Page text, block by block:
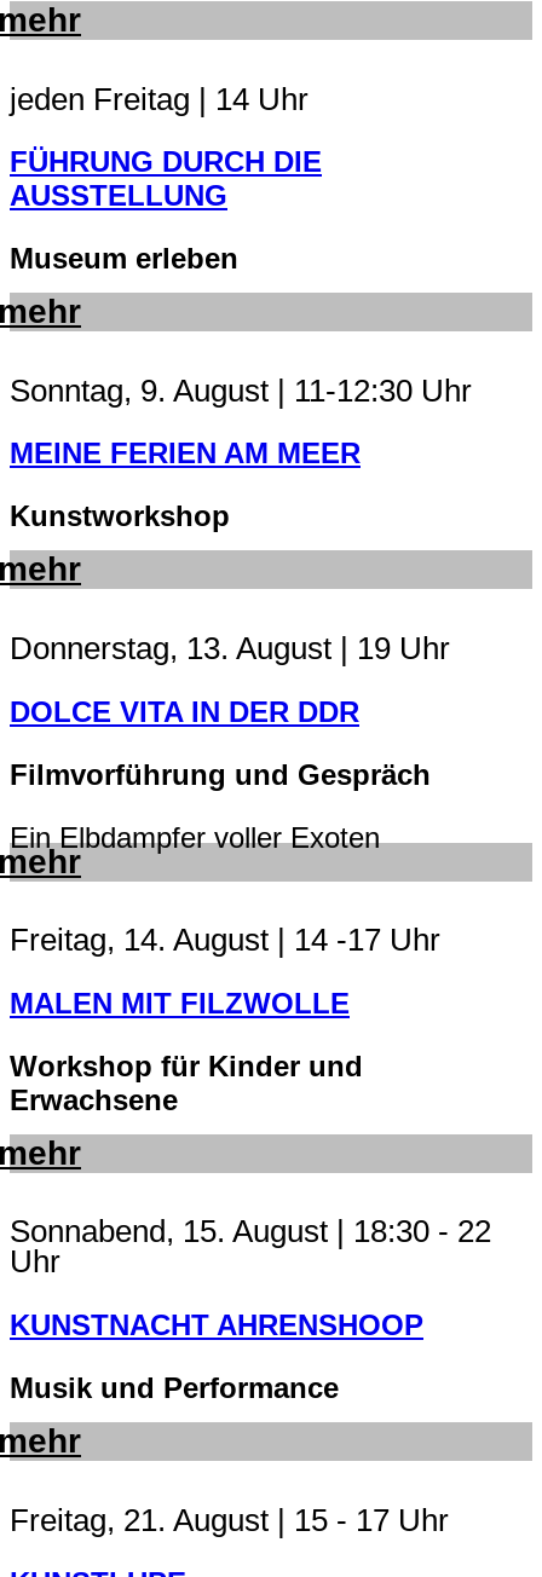
jeden Freitag | 14 Uhr
FÜHRUNG DURCH DIE
AUSSTELLUNG
Museum erleben
Sonntag, 9. August | 11-12:30 Uhr
MEINE FERIEN AM MEER
Kunstworkshop
Donnerstag, 13. August | 19 Uhr
DOLCE VITA IN DER DDR
Filmvorführung und Gespräch
Ein Elbdampfer voller Exoten
Freitag, 14. August | 14 -17 Uhr
MALEN MIT FILZWOLLE
Workshop für Kinder und
Erwachsene
Sonnabend, 15. August | 18:30 - 22
Uhr
KUNSTNACHT AHRENSHOOP
Musik und Performance
Freitag, 21. August | 15 - 17 Uhr